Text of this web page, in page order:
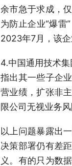
余市急于求成，
为防止企业“爆雷
2023年7月，该企
4.中国通用技术
指出其一些子企
营业绩，扩张非
限公司无视业务
以上问题暴露出
决策部署仍有差
义。有的只为数